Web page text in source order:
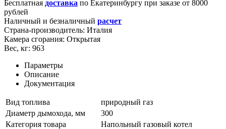
Бесплатная доставка по Екатеринбургу при заказе от 8000
рублей
Наличный и безналичный расчет
Страна-производитель: Италия
Камера сгорания: Открытая
Вес, кг: 963
Параметры
Описание
Документация
Вид топлива
природный газ
Диаметр дымохода, мм
300
Категория товара
Напольный газовый котел